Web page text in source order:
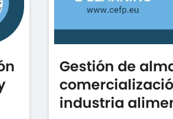
Gestión de
industria